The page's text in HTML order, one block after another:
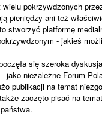
pokrzywdzonych
pieniędzy ani też
stworzyć platformę
- jakieś
się szeroka
jako niezależne Forum
publikacji na temat
zaczęto pisać na